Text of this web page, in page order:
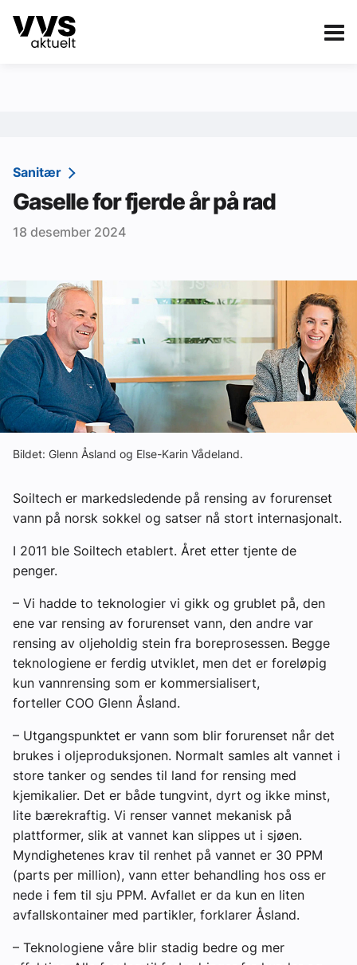
Kategorier
Sanitær
Ventilasjon
Varme og energi
Vann og avløp
Aktuelle prosjekter
Om VVS Aktuelt
Kontakt oss:
Abonner på fagbladet Byggfakta Nyheter
Kontakt oss
Tips oss
Sanitær
Gaselle for fjerde år på rad
18 desember 2024
Bildet: Glenn Åsland og Else-Karin Vådeland.
Soiltech er markedsledende på rensing av forurenset
vann på norsk sokkel og satser nå stort internasjonalt.
I 2011 ble Soiltech etablert. Året etter tjente de
penger.
– Vi hadde to teknologier vi gikk og grublet på, den
ene var rensing av forurenset vann, den andre var
rensing av oljeholdig stein fra boreprosessen. Begge
teknologiene er ferdig utviklet, men det er foreløpig
kun vannrensing som er kommersialisert,
forteller COO Glenn Åsland.
– Utgangspunktet er vann som blir forurenset når det
brukes i oljeproduksjonen. Normalt samles alt vannet i
store tanker og sendes til land for rensing med
kjemikalier. Det er både tungvint, dyrt og ikke minst,
lite bærekraftig. Vi renser vannet mekanisk på
plattformer, slik at vannet kan slippes ut i sjøen.
Myndighetenes krav til renhet på vannet er 30 PPM
(parts per million), vann etter behandling hos oss er
nede i fem til sju PPM. Avfallet er da kun en liten
avfallskontainer med partikler, forklarer Åsland.
– Teknologiene våre blir stadig bedre og mer